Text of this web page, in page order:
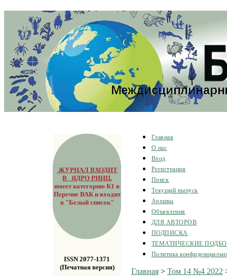
ЖУРНАЛ ВХОДИТ
В ЯДРО РИНЦ,
имеет категорию К1 в
Перечне ВАК и входит
в "Белый список"
ISSN 2077-1371
(Печатная версия)
Главная
О нас
Вход
Регистрация
Поиск
Текущий выпуск
Архивы
Объявления
ДЛЯ АВТОРОВ
ПОДПИСКА
ТЕМАТИЧЕСКИЕ
Политика
Главная> Том 14 №4 2022